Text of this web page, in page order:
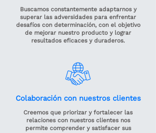
Buscamos constantemente adaptarnos y
superar las adversidades para enfrentar
desafíos con determinación, con el objetivo
de mejorar nuestro producto y lograr
resultados eficaces y duraderos.
Colaboración con nuestros clientes
Creemos que priorizar y fortalecer las
relaciones con nuestros clientes nos
permite comprender y satisfacer sus